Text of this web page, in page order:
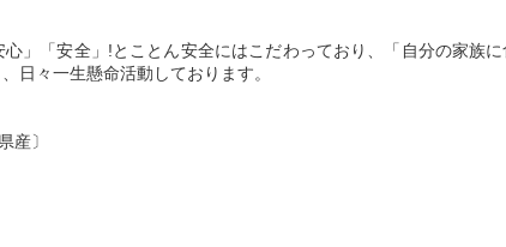
」「安全」!とことん安全にはこだわっており、「自分の家族
日々一生懸命活動しております。
産〕